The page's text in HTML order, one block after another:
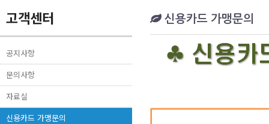
고객센터
공지사항
문의사항
자료실
신용카드 가맹문의
신용카드 가맹문의